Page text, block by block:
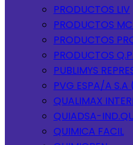
PRODUCTOS LIV
PRODUCTOS
PRODUCTOS
PRODUCTOS Q.P.
PUBLIMYS
PVG ESPA/A S.A
QUALIMAX
QUIADSA-
QUIMICA FACIL